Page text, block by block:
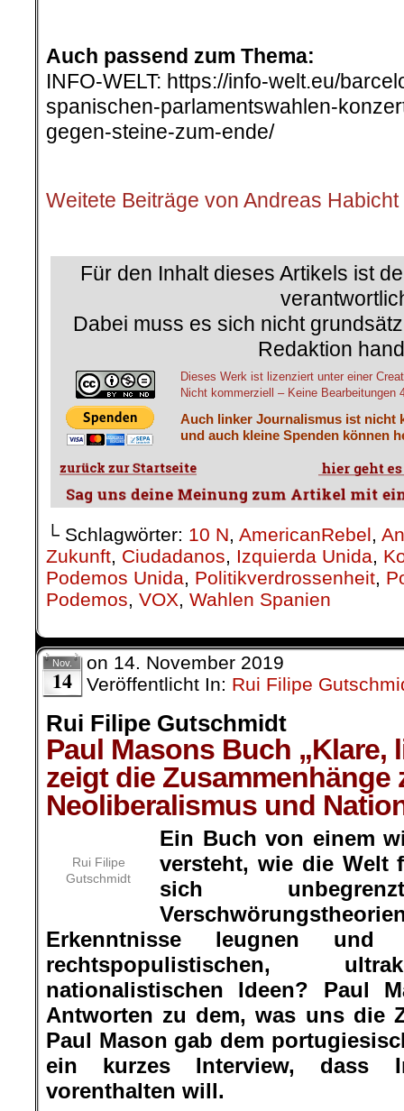
Auch passend zum Thema:
INFO-WELT: https://info-welt.eu/
spanischen-parlamentswahlen-
gegen-steine-zum-ende/
Weitete Beiträge von Andreas
Für den Inhalt dieses Artikels ist
Dabei muss es sich nicht
Redaktion
Dieses Werk ist lizenziert unter einer
Nicht kommerziell – Keine Bearbeitungen
Auch linker Journalismus ist nicht
und auch kleine Spenden können
└ Schlagwörter: 10 N, AmericanRebel,
Zukunft, Ciudadanos, Izquierda Unida,
Podemos Unida, Politikverdrossenheit,
Podemos, VOX, Wahlen Spanien
Nov.
14
on 14. November 2019
Veröffentlicht In: Rui Filipe
Rui Filipe Gutschmidt
Paul Masons Buch „Klare,
zeigt die Zusammenhänge
Neoliberalismus und
Rui Filipe
Gutschmidt
Ein Buch von einem
versteht, wie die Welt
sich
Erkenntnisse leugnen
rechtspopulistischen,
nationalistischen Ideen? Paul
Antworten zu dem, was uns die
Paul Mason gab dem
ein kurzes Interview, dass
vorenthalten will.